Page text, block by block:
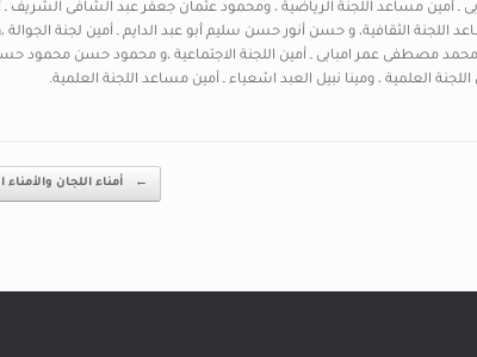
ـ أمين مساعد اللجنة الرياضية ، ومحمود عثمان جعفر عبد الشافى الشريف ـ
اللجنة الثقافية، و حسن أنور حسن سليم أبو عبد الدايم ـ أمين لجنة الجوالة
مصطفى عمر امبابى ـ أمين اللجنة الاجتماعية ،و محمود حسن محمود حسن
العلمية ، ومينا نبيل العبد اشعياء ـ أمين مساعد اللجنة العلمية.
← أمناء اللجان